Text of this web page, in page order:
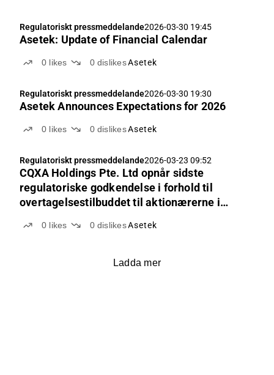
Regulatoriskt pressmeddelande2026-03-30 19:45
Asetek: Update of Financial Calendar
0 likes 0 dislikesAsetek
Regulatoriskt pressmeddelande2026-03-30 19:30
Asetek Announces Expectations for 2026
0 likes 0 dislikesAsetek
Regulatoriskt pressmeddelande2026-03-23 09:52
CQXA Holdings Pte. Ltd opnår sidste
regulatoriske godkendelse i forhold til
overtagelsestilbuddet til aktionærerne i
0 likes 0 dislikesAsetek
Ladda mer